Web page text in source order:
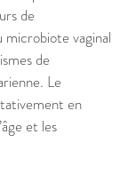
de
microbiote vaginal
de
Le
en
et les